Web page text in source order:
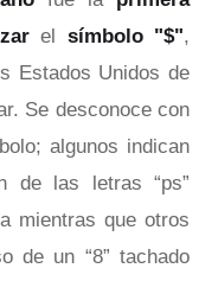
el símbolo "$",
Estados Unidos de
Se desconoce con
algunos indican
de las letras “ps”
mientras que otros
de un “8” tachado